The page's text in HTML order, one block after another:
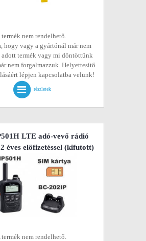
termék nem rendelhető.
hogy vagy a gyártónál már nem
adott termék vagy mi döntöttünk
nem forgalmazzuk. Helyettesítő
lépjen kapcsolatba velünk!
részletek
LTE adó-vevő rádió
éves előfizetéssel(kifutott)
termék nem rendelhető.